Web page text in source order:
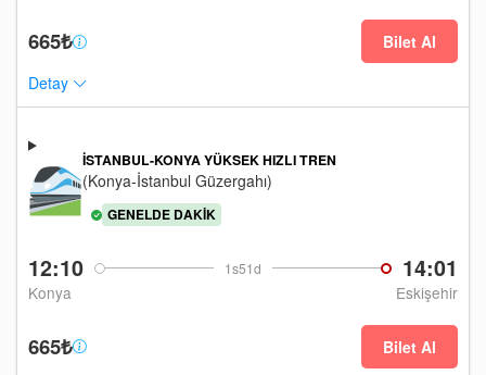
665₺
Bilet Al
Detay
12:10 1s51d 14:01
Konya Eskişehir
İSTANBUL-KONYA YÜKSEK HIZLI TREN
(Konya-İstanbul Güzergahı)
GENELDE DAKIK
665₺
Bilet Al